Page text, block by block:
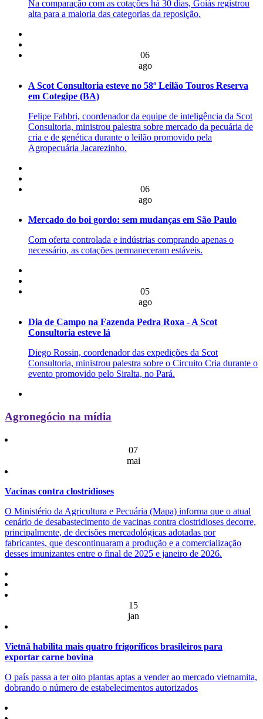
Na comparação com as cotações há 30 dias, Goiás registrou
alta para a maioria das categorias da reposição.
06
ago
A Scot Consultoria esteve no 58º Leilão Touros Reserva
em Cotegipe (BA)
Felipe Fabbri, coordenador da equipe de inteligência da Scot
Consultoria, ministrou palestra sobre mercado da pecuária de
cria e de genética durante o leilão promovido pela
Agropecuária Jacarezinho.
06
ago
Mercado do boi gordo: sem mudanças em São Paulo
Com oferta controlada e indústrias comprando apenas o
necessário, as cotações permaneceram estáveis.
05
ago
Dia de Campo na Fazenda Pedra Roxa - A Scot
Consultoria esteve lá
Diego Rossin, coordenador das expedições da Scot
Consultoria, ministrou palestra sobre o Circuito Cria durante o
evento promovido pelo Siralta, no Pará.
Agronegócio na mídia
07
mai
Vacinas contra clostridioses
O Ministério da Agricultura e Pecuária (Mapa) informa que o atual
cenário de desabastecimento de vacinas contra clostridioses decorre,
principalmente, de decisões mercadológicas adotadas por
fabricantes, que descontinuaram a produção e a comercialização
desses imunizantes entre o final de 2025 e janeiro de 2026.
15
jan
Vietnã habilita mais quatro frigoríficos brasileiros para
exportar carne bovina
O país passa a ter oito plantas aptas a vender ao mercado vietnamita,
dobrando o número de estabelecimentos autorizados